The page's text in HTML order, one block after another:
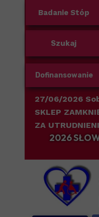
27/06/2026
SKLEP
ZA
2026
Badanie Stóp
Szukaj
Dofinansowanie